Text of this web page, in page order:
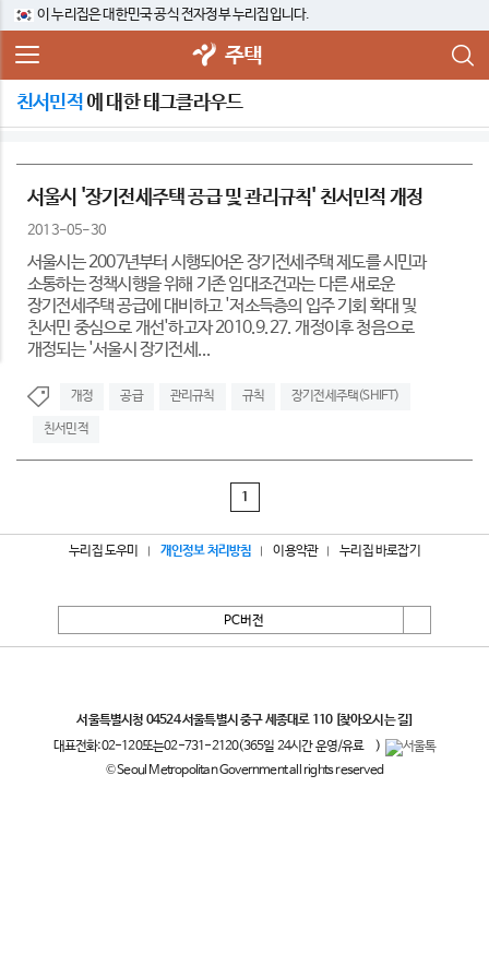
이 누리집은 대한민국 공식 전자정부 누리집입니다.
주택
친서민적에 대한 태그클라우드
서울시 '장기전세주택 공급 및 관리규칙' 친서민적 개정
2013-05-30
서울시는 2007년부터 시행되어온 장기전세주택 제도를 시민과
소통하는 정책시행을 위해 기존 임대조건과는 다른 새로운
장기전세주택 공급에 대비하고 '저소득층의 입주 기회 확대 및
친서민 중심으로 개선'하고자 2010.9.27. 개정이후 청음으로
개정되는 '서울시 장기전세...
개정 공급 관리규칙 규칙 장기전세주택(SHIFT)
친서민적
1
누리집 도우미 개인정보 처리방침 이용약관 누리집 바로잡기
PC버전
서울특별시청 04524 서울특별시 중구 세종대로 110 [찾아오시는 길]
대표전화:02-120또는02-731-2120(365일 24시간 운영/유료
)
© Seoul Metropolitan Government all rights reserved